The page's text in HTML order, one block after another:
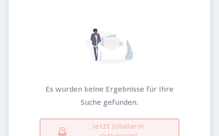
Es wurden keine Ergebnisse für Ihre
Suche gefunden.
Jetzt Jobalarm